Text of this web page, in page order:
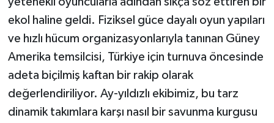
ekol haline geldi. Fiziksel güce dayalı oyun yapıları
ve hızlı hücum organizasyonlarıyla tanınan Güney
Amerika temsilcisi, Türkiye için turnuva öncesinde
adeta biçilmiş kaftan bir rakip olarak
değerlendiriliyor. Ay-yıldızlı ekibimiz, bu tarz
dinamik takımlara karşı nasıl bir savunma kurgusu